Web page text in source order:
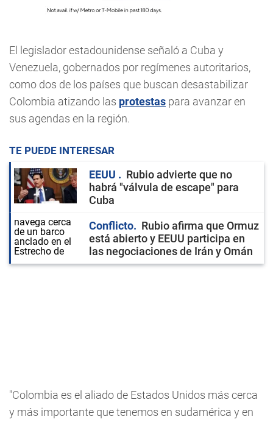
El legislador estadounidense señaló a Cuba y
Venezuela, gobernados por regímenes autoritarios,
como dos de los países que buscan desastabilizar
Colombia atizando las protestas para avanzar en
sus agendas en la región.
TE PUEDE INTERESAR
EEUU
Rubio advierte que no
habrá "válvula de escape" para
Cuba
Conflicto
Rubio afirma que Ormuz
está abierto y EEUU participa en
las negociaciones de Irán y Omán
"Colombia es el aliado de Estados Unidos más cerca
y más importante que tenemos en sudamérica y en